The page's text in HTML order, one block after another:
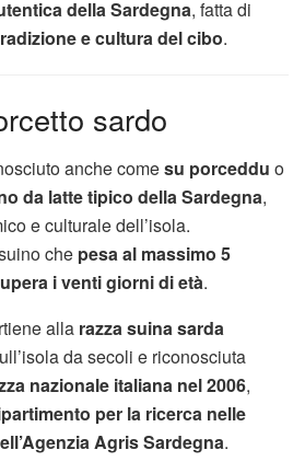
della Sardegna, fatta di
e cultura del cibo.
sardo
anche comesu porceddu o
da latte tipico della Sardegna,
e culturale dell’isola.
che pesa al massimo 5
i venti giorni di età.
alla razza suina sarda
da secoli e riconosciuta
nazionale italiana nel 2006,
per la ricerca nelle
Agris Sardegna.